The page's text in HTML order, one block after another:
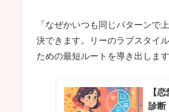
「なぜかいつも同じパターン
決できます。リーのラブスタイ
ための最短ルートを導き出します
【
診断